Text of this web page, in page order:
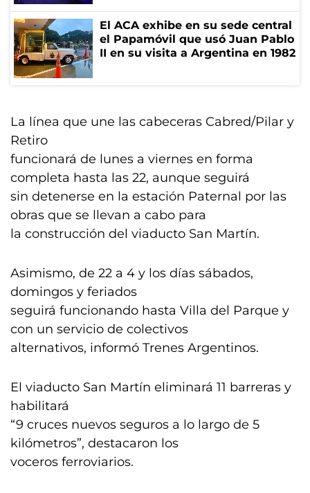
El ACA exhibe en su sede central
el Papamóvil que usó Juan Pablo
II en su visita a Argentina en 1982
La línea que une las cabeceras Cabred/Pilar y
Retiro
funcionará de lunes a viernes en forma
completa hasta las 22, aunque seguirá
sin detenerse en la estación Paternal por las
obras que se llevan a cabo para
la construcción del viaducto San Martín.
Asimismo, de 22 a 4 y los días sábados,
domingos y feriados
seguirá funcionando hasta Villa del Parque y
con un servicio de colectivos
alternativos, informó Trenes Argentinos.
El viaducto San Martín eliminará 11 barreras y
habilitará
“9 cruces nuevos seguros a lo largo de 5
kilómetros”, destacaron los
voceros ferroviarios.